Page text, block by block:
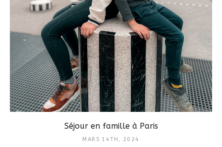
Séjour en famille à Paris
MARS 14TH, 2024